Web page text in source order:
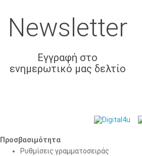
Newsletter
Εγγραφή στο
ενημερωτικό μας δελτίο
Προσβασιμότητα
Προσβασιμότητα
Ρυθμίσεις γραμματοσειράς